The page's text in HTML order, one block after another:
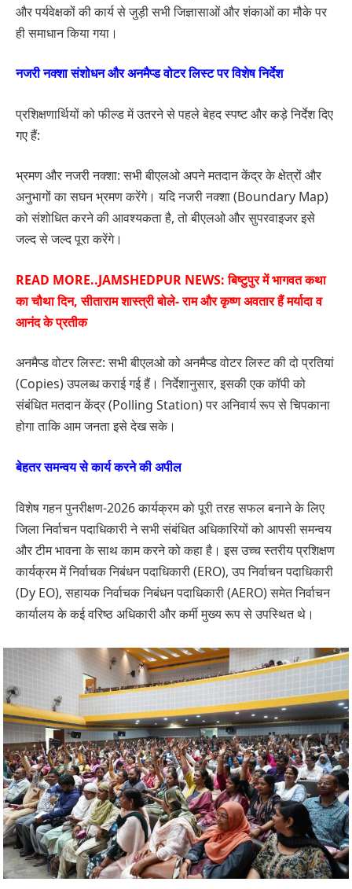
और पर्यवेक्षकों की कार्य से जुड़ी सभी जिज्ञासाओं और शंकाओं का मौके पर
ही समाधान किया गया।
नजरी नक्शा संशोधन और अनमैप्ड वोटर लिस्ट पर विशेष निर्देश
प्रशिक्षणार्थियों को फील्ड में उतरने से पहले बेहद स्पष्ट और कड़े निर्देश दिए
गए हैं:
भ्रमण और नजरी नक्शा: सभी बीएलओ अपने मतदान केंद्र के क्षेत्रों और
अनुभागों का सघन भ्रमण करेंगे। यदि नजरी नक्शा (Boundary Map)
को संशोधित करने की आवश्यकता है, तो बीएलओ और सुपरवाइजर इसे
जल्द से जल्द पूरा करेंगे।
READ MORE..JAMSHEDPUR NEWS: बिष्टुपुर में भागवत कथा
का चौथा दिन, सीताराम शास्त्री बोले- राम और कृष्ण अवतार हैं मर्यादा व
आनंद के प्रतीक
अनमैप्ड वोटर लिस्ट: सभी बीएलओ को अनमैप्ड वोटर लिस्ट की दो प्रतियां
(Copies) उपलब्ध कराई गई हैं। निर्देशानुसार, इसकी एक कॉपी को
संबंधित मतदान केंद्र (Polling Station) पर अनिवार्य रूप से चिपकाना
होगा ताकि आम जनता इसे देख सके।
बेहतर समन्वय से कार्य करने की अपील
विशेष गहन पुनरीक्षण-2026 कार्यक्रम को पूरी तरह सफल बनाने के लिए
जिला निर्वाचन पदाधिकारी ने सभी संबंधित अधिकारियों को आपसी समन्वय
और टीम भावना के साथ काम करने को कहा है। इस उच्च स्तरीय प्रशिक्षण
कार्यक्रम में निर्वाचक निबंधन पदाधिकारी (ERO), उप निर्वाचन पदाधिकारी
(Dy EO), सहायक निर्वाचक निबंधन पदाधिकारी (AERO) समेत निर्वाचन
कार्यालय के कई वरिष्ठ अधिकारी और कर्मी मुख्य रूप से उपस्थित थे।